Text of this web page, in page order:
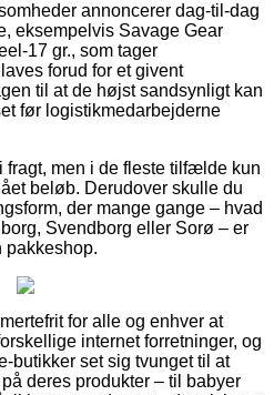
annoncerer dag-til-dag
eksempelvis Savage Gear
17 gr., som tager
forud for et givent
til at de højst sandsynligt kan
før logistikmedarbejderne
fragt, men i de fleste tilfælde kun
beløb. Derudover skulle du
der mange gange – hvad
Svendborg eller Sorø – er
pakkeshop.
for alle og enhver at
internet forretninger, og
butikker set sig tvunget til at
deres produkter – til babyer